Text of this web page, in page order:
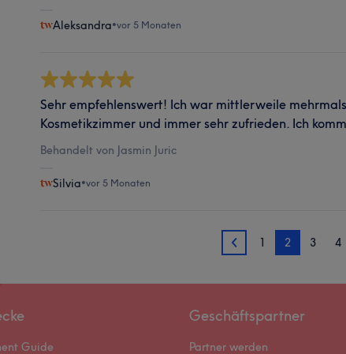
Aleksandra•vor 5 Monaten
Sehr empfehlenswert! Ich war mittlerweile
Kosmetikzimmer und immer sehr zufrieden. Ich
Behandelt von Jasmin Juric
Silvia•vor 5 Monaten
1 1 2 3 4
Guide
Geschäftspartner
Partner werden